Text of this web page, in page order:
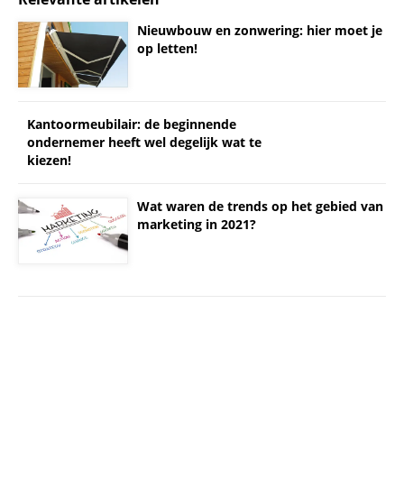
Nieuwbouw en zonwering: hier moet je
op letten!
Kantoormeubilair: de beginnende
ondernemer heeft wel degelijk wat te
kiezen!
Wat waren de trends op het gebied van
marketing in 2021?